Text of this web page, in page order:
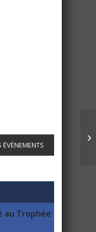
ÉVÈNEMENTS
au Trophée